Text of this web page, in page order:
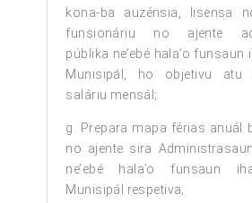
kona-ba auzénsia, lisensa
funsionáriu no ajente
públika ne’ebé hala’o funsaun
Munisipál, ho objetivu atu
saláriu mensál;
g. Prepara mapa férias anuál
no ajente sira
ne’ebé hala’o funsaun
Munisipál respetiva;